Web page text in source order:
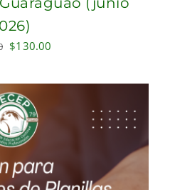
Original
was:
$180.00.
$130.00
is: